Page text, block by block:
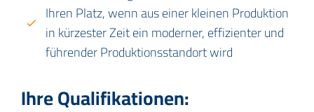
Ihren Platz, wenn aus einer kleinen Produktion
in kürzester Zeit ein moderner, effizienter und
führender Produktionsstandort wird
Ihre Qualifikationen: